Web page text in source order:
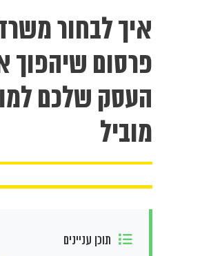
איך לבחור
פרסום שיהפוך
העסק שלכם
מוביל
תוכן עניינים